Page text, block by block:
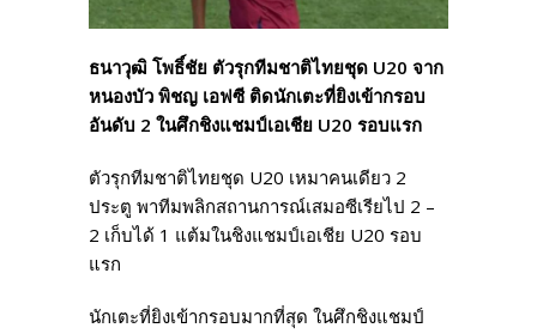
ธนาวุฒิ โพธิ์ชัย ตัวรุกทีมชาติไทยชุด U20 จาก
หนองบัว พิชญ เอฟซี ติดนักเตะที่ยิงเข้ากรอบ
อันดับ 2 ในศึกชิงแชมป์เอเชีย U20 รอบแรก
ตัวรุกทีมชาติไทยชุด U20 เหมาคนเดียว 2
ประตู พาทีมพลิกสถานการณ์เสมอซีเรียไป 2 –
2 เก็บได้ 1 แต้มในชิงแชมป์เอเชีย U20 รอบ
แรก
นักเตะที่ยิงเข้ากรอบมากที่สุด ในศึกชิงแชมป์